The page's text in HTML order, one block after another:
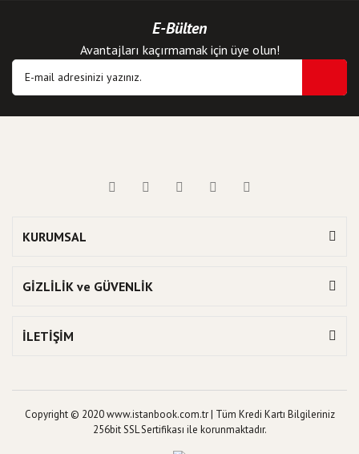
E-Bülten
Avantajları kaçırmamak için üye olun!
KURUMSAL
GİZLİLİK ve GÜVENLİK
İLETİŞİM
Copyright © 2020 www.istanbook.com.tr | Tüm Kredi Kartı Bilgileriniz
256bit SSL Sertifikası ile korunmaktadır.